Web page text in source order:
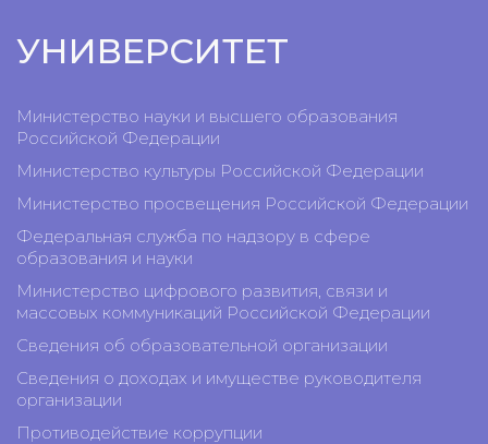
УНИВЕРСИТЕТ
Министерство науки и высшего образования
Российской Федерации
Министерство культуры Российской Федерации
Министерство просвещения Российской Федерации
Федеральная служба по надзору в сфере
образования и науки
Министерство цифрового развития, связи и
массовых коммуникаций Российской Федерации
Сведения об образовательной организации
Сведения о доходах и имуществе руководителя
организации
Противодействие коррупции